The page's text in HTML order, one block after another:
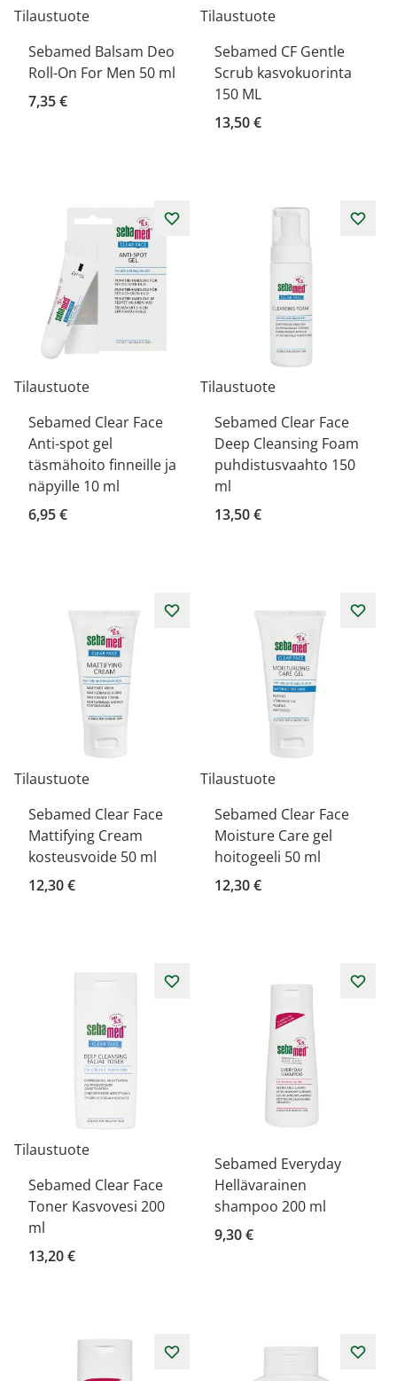
Tilaustuote
Sebamed Balsam Deo
Roll-On For Men 50 ml
7,35 €
Tilaustuote
Sebamed CF Gentle
Scrub kasvokuorinta
150 ML
13,50 €
Tilaustuote
Sebamed Clear Face
Anti-spot gel
täsmähoito finneille ja
näpyille 10 ml
6,95 €
Tilaustuote
Sebamed Clear Face
Deep Cleansing Foam
puhdistusvaahto 150
ml
13,50 €
Tilaustuote
Sebamed Clear Face
Mattifying Cream
kosteusvoide 50 ml
12,30 €
Tilaustuote
Sebamed Clear Face
Moisture Care gel
hoitogeeli 50 ml
12,30 €
Tilaustuote
Sebamed Clear Face
Toner Kasvovesi 200
ml
13,20 €
Sebamed Everyday
Hellävarainen
shampoo 200 ml
9,30 €